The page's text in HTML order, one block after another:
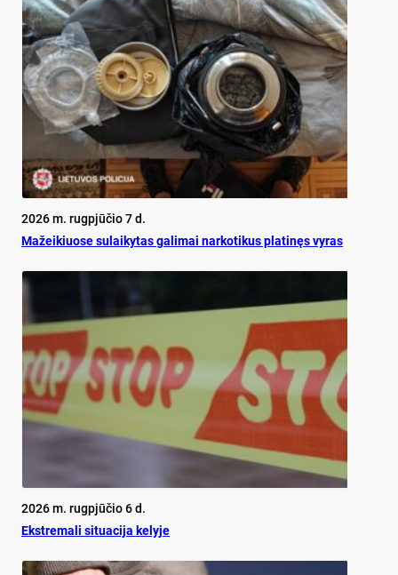
2026 m. rugpjūčio 7 d.
Mažeikiuose sulaikytas galimai narkotikus platinęs vyras
2026 m. rugpjūčio 6 d.
Ekst­re­ma­li si­tua­ci­ja ke­ly­je